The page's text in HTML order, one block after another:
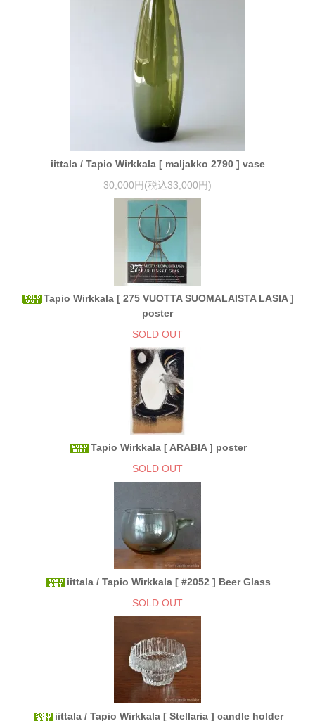
iittala / Tapio Wirkkala [ maljakko 2790 ] vase
30,000円(税込33,000円)
Tapio Wirkkala [ 275 VUOTTA SUOMALAISTA LASIA ]
poster
SOLD OUT
Tapio Wirkkala [ ARABIA ] poster
SOLD OUT
iittala / Tapio Wirkkala [ #2052 ] Beer Glass
SOLD OUT
iittala / Tapio Wirkkala [ Stellaria ] candle holder